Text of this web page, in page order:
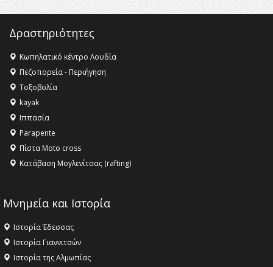
16:35 -Το πρόγραμμα του ΠΑΟΚ στον δεύτερο γύρο του
16:27 - Όλυμπος: Εντάχθηκε στον Κατάλογο Παγκόσμιας
Κληρονομιάς της UNESCO – Ομόφωνη η απόφαση Ο
Όλυμπος αναγνωρίστηκε ως φυσικό και πολιτιστικό
αγαθό εξέχουσας οικουμενικής αξίας για την
ανθρωπότητα
16:18 -
ΣΤΗΝ ΕΔΕΣΣΑ
Δραστηριότητες
Κωπηλατικό κέντρο Λουδία
Πεζοπορεία - Περιήγηση
Τοξοβολία
kayak
Ιππασία
Parapente
Πίστα Moto cross
Κατάβαση Μογλενίτσας (rafting)
Μνημεία και Ιστορία
Ιστορία Έδεσσας
Ιστορία Γιαννιτσών
Ιστορία της Αλμωπίας